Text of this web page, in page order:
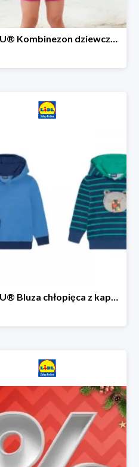
LUPILU® Kombinezon dziewczęcy z bawełny
LUPILU® Bluza chłopięca z kapturem